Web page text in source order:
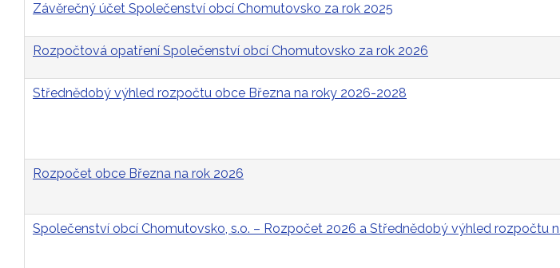
Závěrečný účet Společenství obcí Chomutovsko za rok 2025
Rozpočtová opatření Společenství obcí Chomutovsko za rok 2026
Střednědobý výhled rozpočtu obce Března na roky 2026-2028
Rozpočet obce Března na rok 2026
Společenství obcí Chomutovsko, s.o. – Rozpočet 2026 a Střednědobý výhled rozpočtu